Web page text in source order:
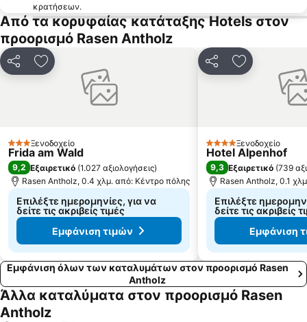
κρατήσεων.
Από τα κορυφαίας κατάταξης Hotels στον
προορισμό Rasen Antholz
ΚοινοποίησηΠροσθήκη στα αγαπημένα
3 ΑστέριαΞενοδοχείο
Frida am Wald
9,2 Εξαιρετικό (1.027 αξιολογήσεις)
Rasen Antholz, 0.4 χλμ. από: Κέντρο πόλης
Επιλέξτε ημερομηνίες, για να
δείτε τις ακριβείς τιμές
Εμφάνιση τιμών
ΚοινοποίησηΠροσθήκη
4 ΑστέριαΞενοδοχείο
Hotel Alpenhof
9,3 Εξαιρετικό (739
Rasen Antholz, 0.1
Επιλέξτε
δείτε τις ακριβείς
Εμφάνιση
Εμφάνιση όλων των καταλυμάτων στον προορισμό Rasen
Antholz
Άλλα καταλύματα στον προορισμό Rasen
Antholz